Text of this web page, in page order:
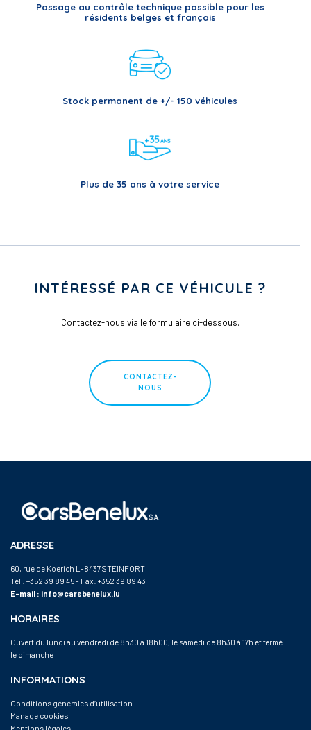
Passage au contrôle technique possible pour les
résidents belges et français
Stock permanent de +/- 150 véhicules
Plus de 35 ans à votre service
INTÉRESSÉ PAR CE VÉHICULE ?
Contactez-nous via le formulaire ci-dessous.
CONTACTEZ-
NOUS
ADRESSE
60, rue de Koerich L-8437 STEINFORT
Tél : +352 39 89 45- Fax: +352 39 89 43
E-mail : info@carsbenelux.lu
HORAIRES
Ouvert du lundi au vendredi de 8h30 à 18h00, le samedi de 8h30 à 17h et fermé
le dimanche
INFORMATIONS
Conditions générales d’utilisation
Manage cookies
Mentions légales